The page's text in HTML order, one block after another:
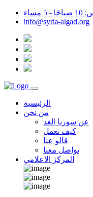
info@syria-algad.org
الرئيسية
من نحن
عن سوريا الغد
كيف نعمل
قالو عنا
تواصل معنا
المركز الاعلامي